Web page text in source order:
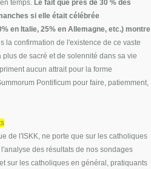
temps. Le fait que près de 30 % des
si elle était célébrée
en Italie, 25% en Allemagne, etc.) montre
la confirmation de l'existence de ce vaste
de sacré et de solennité dans sa vie
aucun attrait pour la forme
Pontificum pour faire, patiemment,
de l'ISKK, ne porte que sur les catholiques
des résultats de nos sondages
sur les catholiques en général, pratiquants